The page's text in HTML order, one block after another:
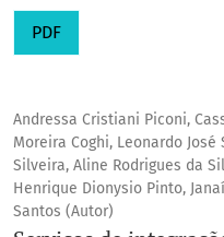
PDF
Andressa Cristiani Piconi,
Moreira Coghi, Leonardo José
Silveira, Aline Rodrigues da
Henrique Dionysio Pinto,
Santos (Autor)